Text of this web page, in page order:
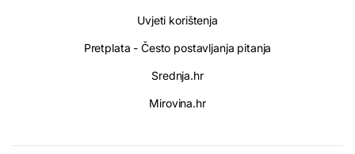
Uvjeti korištenja
Pretplata - Često postavljanja pitanja
Srednja.hr
Mirovina.hr